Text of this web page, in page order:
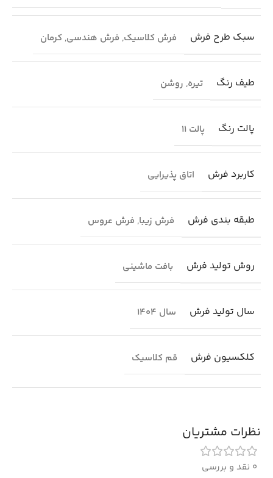
سبک طرح فرش فرش کلاسیک, فرش هندسی, کرمان
طیف رنگ تیره, روشن
پالت رنگ پالت 11
کاربرد فرش اتاق پذیرایی
طبقه بندی فرش فرش زیبا, فرش عروس
روش تولید فرش بافت ماشینی
سال تولید فرش سال 1404
کلکسیون فرش قم کلاسیک
نظرات مشتریان
0 نقد و بررسی